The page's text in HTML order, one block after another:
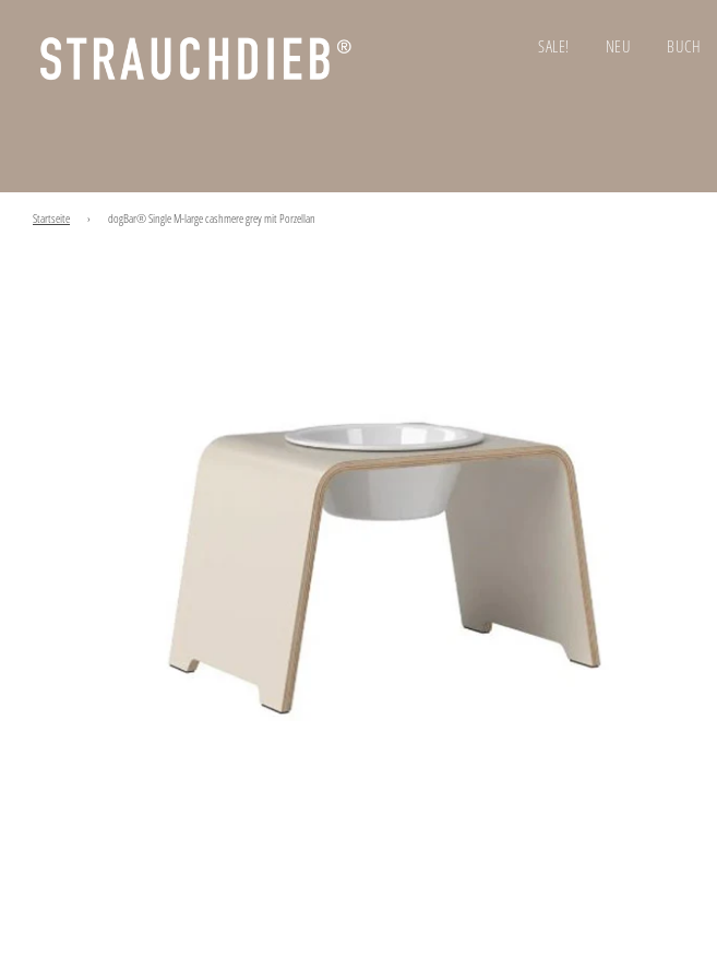
SALE! NEU BUCH
Startseite › dogBar® Single M-large cashmere grey mit Porzellan